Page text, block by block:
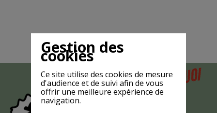
MAISPOURQUOI
LA CHÈVRE
Gestion des
cookies
Ce site utilise des cookies de mesure
d'audience et de suivi afin de vous
offrir une meilleure expérience de
navigation.